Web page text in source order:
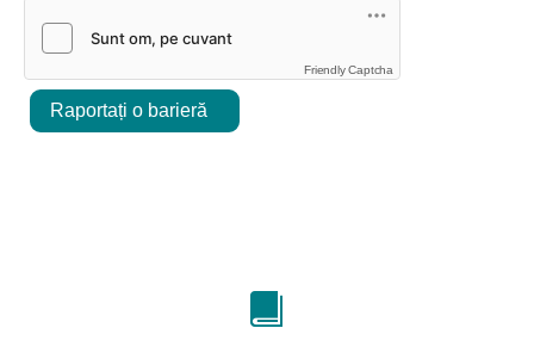
Friendly Captcha
Raportați o barieră